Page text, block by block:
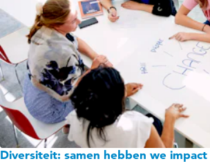
Diversiteit: samen hebben we impact